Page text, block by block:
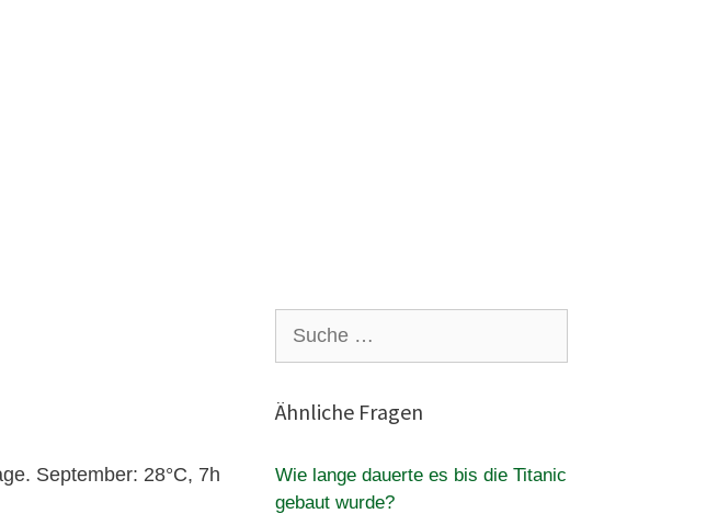
September: 28°C, 7h
nach:
Ähnliche Fragen
Wie lange dauerte es bis die Titanic
gebaut wurde?